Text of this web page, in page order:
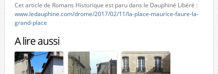
Cet article de Romans Historique est paru dans le Dauphiné Libéré :
www.ledauphine.com/drome/2017/02/11/la-place-maurice-faure-la-
grand-place
A lire aussi